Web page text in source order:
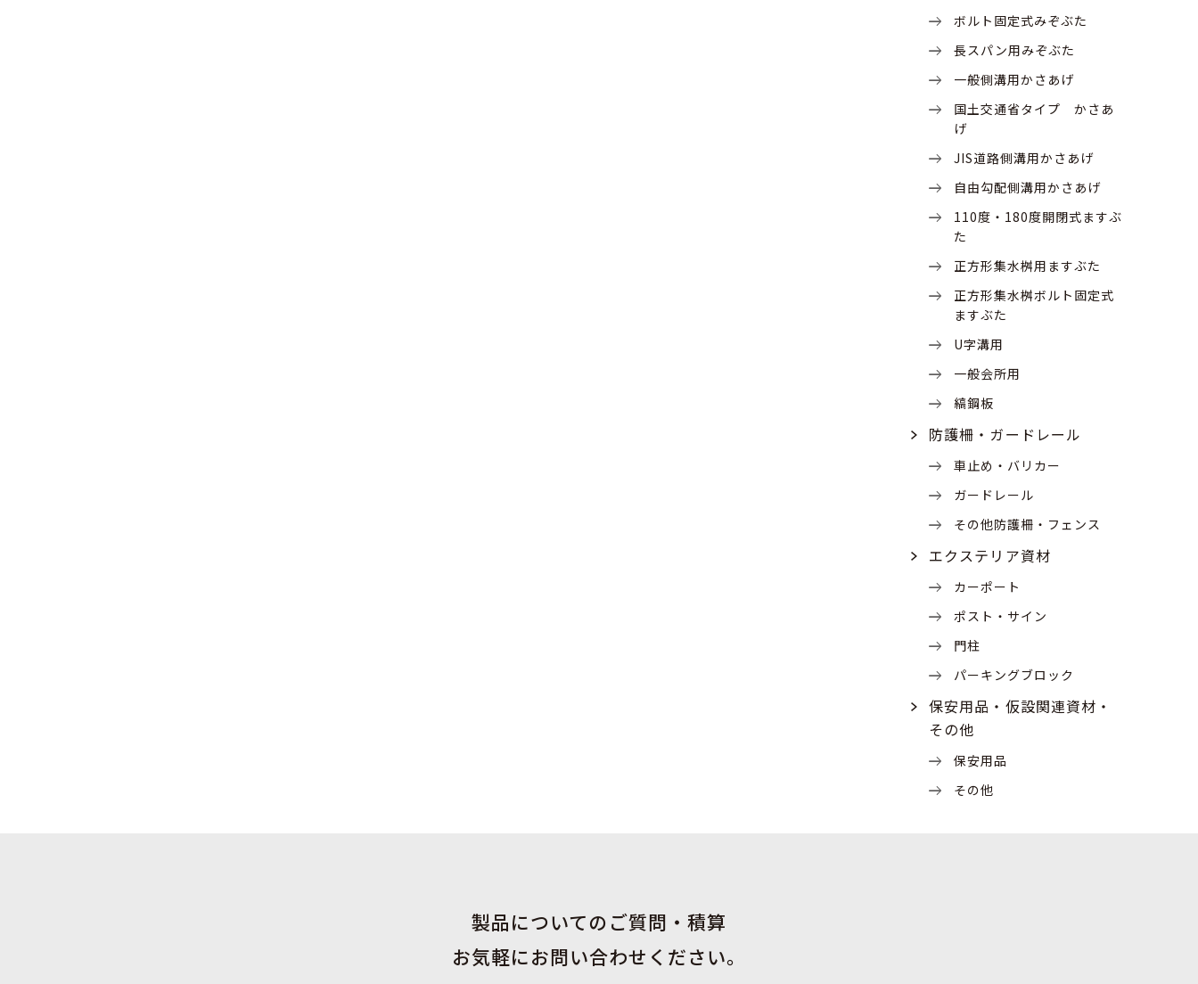
ボルト固定式みぞぶた
長スパン用みぞぶた
一般側溝用かさあげ
国土交通省タイプ かさあ
げ
JIS道路側溝用かさあげ
自由勾配側溝用かさあげ
110度・180度開閉式ますぶ
た
正方形集水桝用ますぶた
正方形集水桝ボルト固定式
ますぶた
U字溝用
一般会所用
縞鋼板
防護柵・ガードレール
車止め・バリカー
ガードレール
その他防護柵・フェンス
エクステリア資材
カーポート
ポスト・サイン
門柱
パーキングブロック
保安用品・仮設関連資材・
その他
保安用品
その他
製品についてのご質問・積算
お気軽にお問い合わせください。